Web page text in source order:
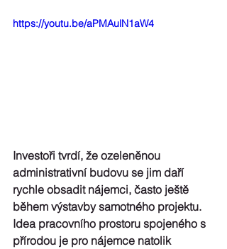
https://youtu.be/aPMAulN1aW4
Investoři tvrdí, že ozeleněnou
administrativní budovu se jim daří
rychle obsadit nájemci, často ještě
během výstavby samotného projektu.
Idea pracovního prostoru spojeného s
přírodou je pro nájemce natolik